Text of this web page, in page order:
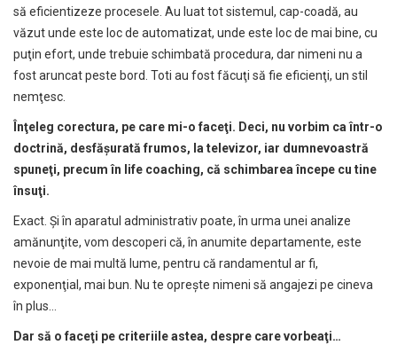
să eficientizeze procesele. Au luat tot sistemul, cap-coadă, au
văzut unde este loc de automatizat, unde este loc de mai bine, cu
puţin efort, unde trebuie schimbată procedura, dar nimeni nu a
fost aruncat peste bord. Toti au fost făcuţi să fie eficienţi, un stil
nemţesc.
Înţeleg corectura, pe care mi-o faceţi. Deci, nu vorbim ca într-o
doctrină, desfăşurată frumos, la televizor, iar dumnevoastră
spuneţi, precum în life coaching, că schimbarea începe cu tine
însuţi.
Exact. Şi în aparatul administrativ poate, în urma unei analize
amănunţite, vom descoperi că, în anumite departamente, este
nevoie de mai multă lume, pentru că randamentul ar fi,
exponenţial, mai bun. Nu te opreşte nimeni să angajezi pe cineva
în plus…
Dar să o faceţi pe criteriile astea, despre care vorbeaţi…